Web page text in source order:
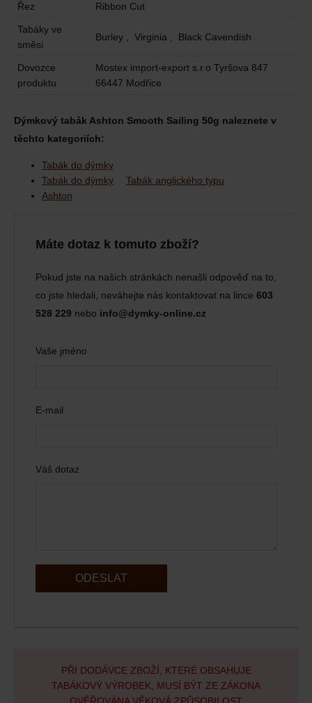
Řez Ribbon Cut
Tabáky ve
směsi
Burley , Virginia , Black Cavendish
Dovozce
produktu
Mostex import-export s.r.o Tyršova 847
66447 Modřice
Dýmkový tabák Ashton Smooth Sailing 50g naleznete v
těchto kategoriích:
Tabák do dýmky
Tabák do dýmky
Tabák anglického typu
Ashton
Máte dotaz k tomuto zboží?
Pokud jste na našich stránkách nenašli odpověď na to,
co jste hledali, neváhejte nás kontaktovat na lince 603
528 229 nebo info@dymky-online.cz
Vaše jméno
E-mail
Váš dotaz
ODESLAT
PŘI DODÁVCE ZBOŽÍ, KTERÉ OBSAHUJE
TABÁKOVÝ VÝROBEK, MUSÍ BÝT ZE ZÁKONA